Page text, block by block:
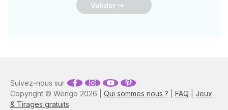
Valider
Copyright © Wengo 2026 | Qui sommes nous ? FAQ
Jeux
& Tirages gratuits
Suivez-nous sur